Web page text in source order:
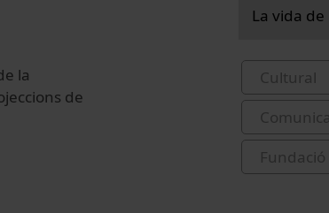
la
de
La vida
Cultural